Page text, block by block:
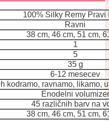
100% Silky Remy Pravi
Ravni
38 cm, 46 cm, 51 cm,
1
5
35 g
6-12 mesecev
kodramo, ravnamo, likamo,
Enodelni volumizer
45 različnih barv na
38 cm, 46 cm, 51 cm,